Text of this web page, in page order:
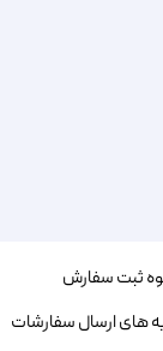
ثبت سفارش
های ارسال سفارشات